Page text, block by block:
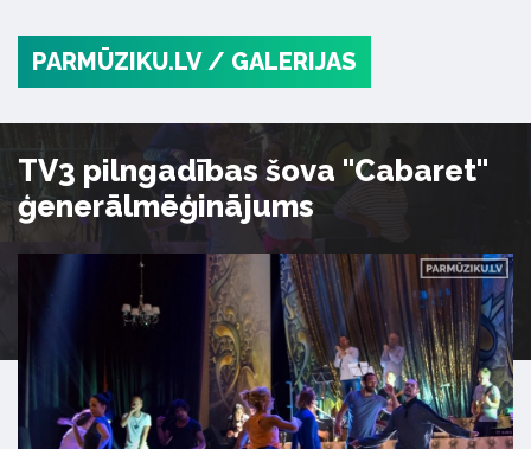
PARMŪZIKU.LV / GALERIJAS
TV3 pilngadības šova "Cabaret"
ģenerālmēģinājums